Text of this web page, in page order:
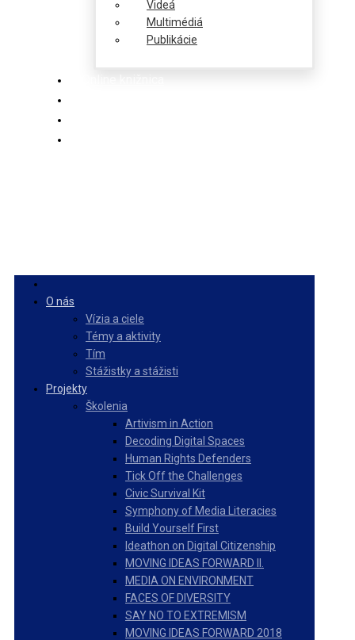
Videá
Multimédiá
Publikácie
O nás
Vízia a ciele
Témy a aktivity
Tím
Stážistky a stážisti
Projekty
Školenia
Artivism in Action
Decoding Digital Spaces
Human Rights Defenders
Tick Off the Challenges
Civic Survival Kit
Symphony of Media Literacies
Build Yourself First
Ideathon on Digital Citizenship
MOVING IDEAS FORWARD II.
MEDIA ON ENVIRONMENT
FACES OF DIVERSITY
SAY NO TO EXTREMISM
MOVING IDEAS FORWARD 2018